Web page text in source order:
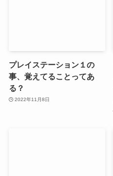
プレイステーション１の
事、覚えてることってあ
る？
2022年11月8日